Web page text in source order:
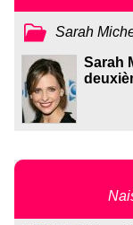
Sarah
Sarah